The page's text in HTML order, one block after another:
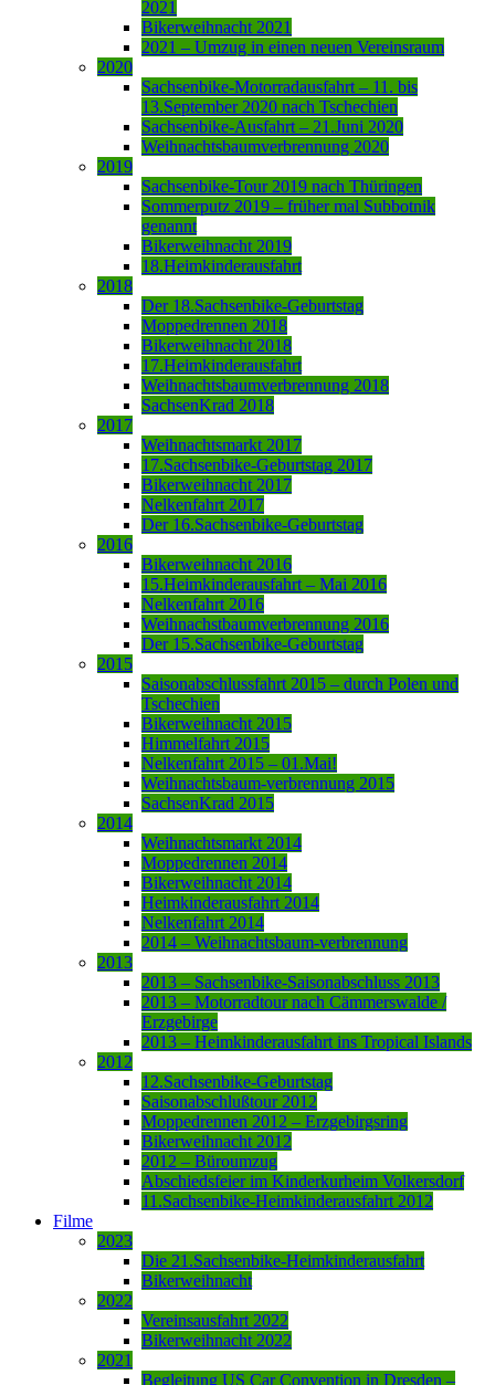
2021
Bikerweihnacht 2021
2021 – Umzug in einen neuen Vereinsraum
2020
Sachsenbike-Motorradausfahrt – 11. bis
13.September 2020 nach Tschechien
Sachsenbike-Ausfahrt – 21.Juni 2020
Weihnachtsbaumverbrennung 2020
2019
Sachsenbike-Tour 2019 nach Thüringen
Sommerputz 2019 – früher mal Subbotnik
genannt
Bikerweihnacht 2019
18.Heimkinderausfahrt
2018
Der 18.Sachsenbike-Geburtstag
Moppedrennen 2018
Bikerweihnacht 2018
17.Heimkinderausfahrt
Weihnachtsbaumverbrennung 2018
SachsenKrad 2018
2017
Weihnachtsmarkt 2017
17.Sachsenbike-Geburtstag 2017
Bikerweihnacht 2017
Nelkenfahrt 2017
Der 16.Sachsenbike-Geburtstag
2016
Bikerweihnacht 2016
15.Heimkinderausfahrt – Mai 2016
Nelkenfahrt 2016
Weihnachstbaumverbrennung 2016
Der 15.Sachsenbike-Geburtstag
2015
Saisonabschlussfahrt 2015 – durch Polen und
Tschechien
Bikerweihnacht 2015
Himmelfahrt 2015
Nelkenfahrt 2015 – 01.Mai!
Weihnachtsbaum-verbrennung 2015
SachsenKrad 2015
2014
Weihnachtsmarkt 2014
Moppedrennen 2014
Bikerweihnacht 2014
Heimkinderausfahrt 2014
Nelkenfahrt 2014
2014 – Weihnachtsbaum-verbrennung
2013
2013 – Sachsenbike-Saisonabschluss 2013
2013 – Motorradtour nach Cämmerswalde /
Erzgebirge
2013 – Heimkinderausfahrt ins Tropical Islands
2012
12.Sachsenbike-Geburtstag
Saisonabschlußtour 2012
Moppedrennen 2012 – Erzgebirgsring
Bikerweihnacht 2012
2012 – Büroumzug
Abschiedsfeier im Kinderkurheim Volkersdorf
11.Sachsenbike-Heimkinderausfahrt 2012
Filme
2023
Die 21.Sachsenbike-Heimkinderausfahrt
Bikerweihnacht
2022
Vereinsausfahrt 2022
Bikerweihnacht 2022
2021
Begleitung US Car Convention in Dresden –